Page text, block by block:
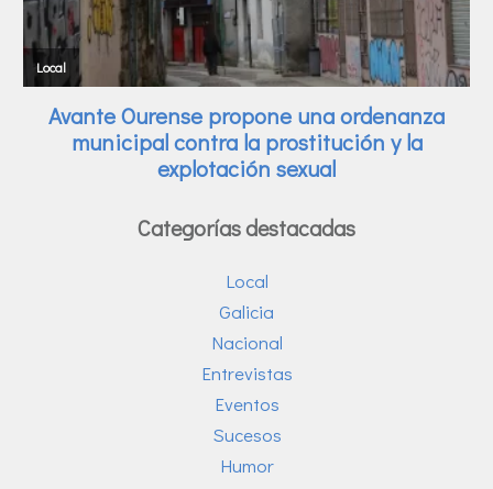
Categorías destacadas
Local
Galicia
Nacional
Entrevistas
Eventos
Sucesos
Humor